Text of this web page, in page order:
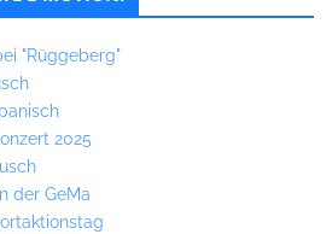
"Rüggeberg"
2025
der GeMa